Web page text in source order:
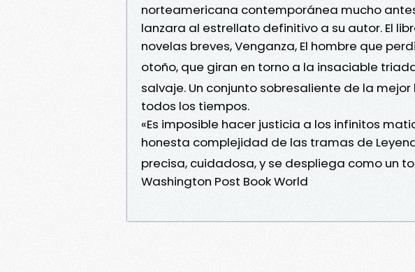
norteamericana contemporánea mucho
lanzara al estrellato definitivo a su autor. El
novelas breves, Venganza, El hombre que
otoño, que giran en torno a la insaciable
salvaje. Un conjunto sobresaliente de la
todos los tiempos.
«Es imposible hacer justicia a los infinitos
honesta complejidad de las tramas de
precisa, cuidadosa, y se despliega como un
Washington Post Book World